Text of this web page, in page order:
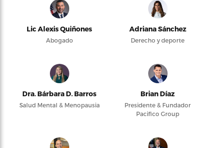
Lic Alexis Quiñones
Abogado
Adriana Sánchez
Derecho y deporte
Dra. Bárbara D. Barros
Salud Mental & Menopausia
Brian Díaz
Presidente & Fundador
Pacifico Group